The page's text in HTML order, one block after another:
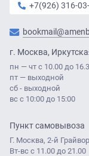
+7(926) 316-
г. Москва,
пн — чт с 10.00 до
пт — выходной
сб - выходной
вс с 10:00 до 15:00
Пункт самовывоза
Г. Москва, 2-й
Вт-вс с 11.00 до 21.00